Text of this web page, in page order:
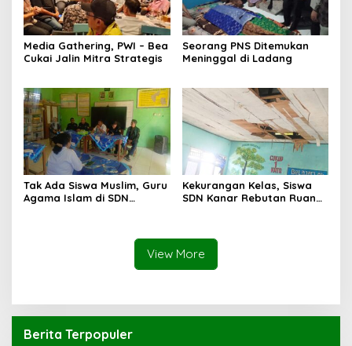
Media Gathering, PWI – Bea
Cukai Jalin Mitra Strategis
Seorang PNS Ditemukan
Meninggal di Ladang
Tak Ada Siswa Muslim, Guru
Agama Islam di SDN
Kekurangan Kelas, Siswa
SDN Kanar Rebutan Ruang
View More
Berita Terpopuler